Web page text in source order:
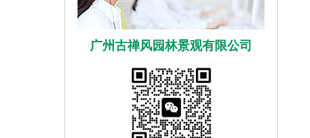
广州古禅风园林景观有限公司